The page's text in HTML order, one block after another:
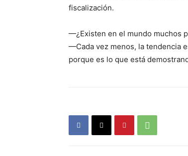
fiscalización.
—¿Existen en el mundo muchos
—Cada vez menos, la tendencia
porque es lo que está